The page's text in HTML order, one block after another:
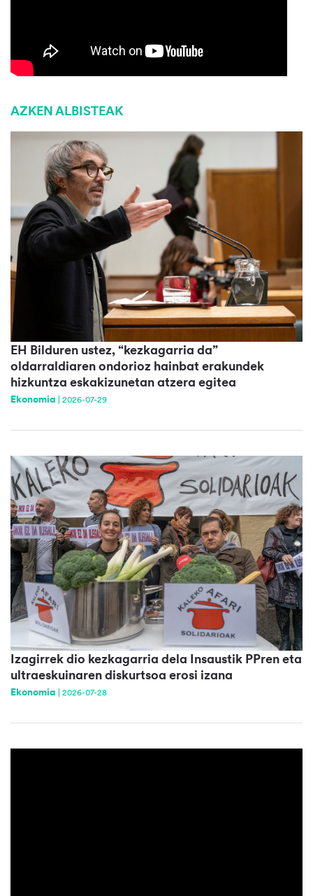
AZKEN ALBISTEAK
EH Bilduren ustez, “kezkagarria da”
oldarraldiaren ondorioz hainbat erakundek
hizkuntza eskakizunetan atzera egitea
Ekonomia 2026-07-29
Izagirrek dio kezkagarria dela Insaustik PPren eta
ultraeskuinaren diskurtsoa erosi izana
Ekonomia 2026-07-28